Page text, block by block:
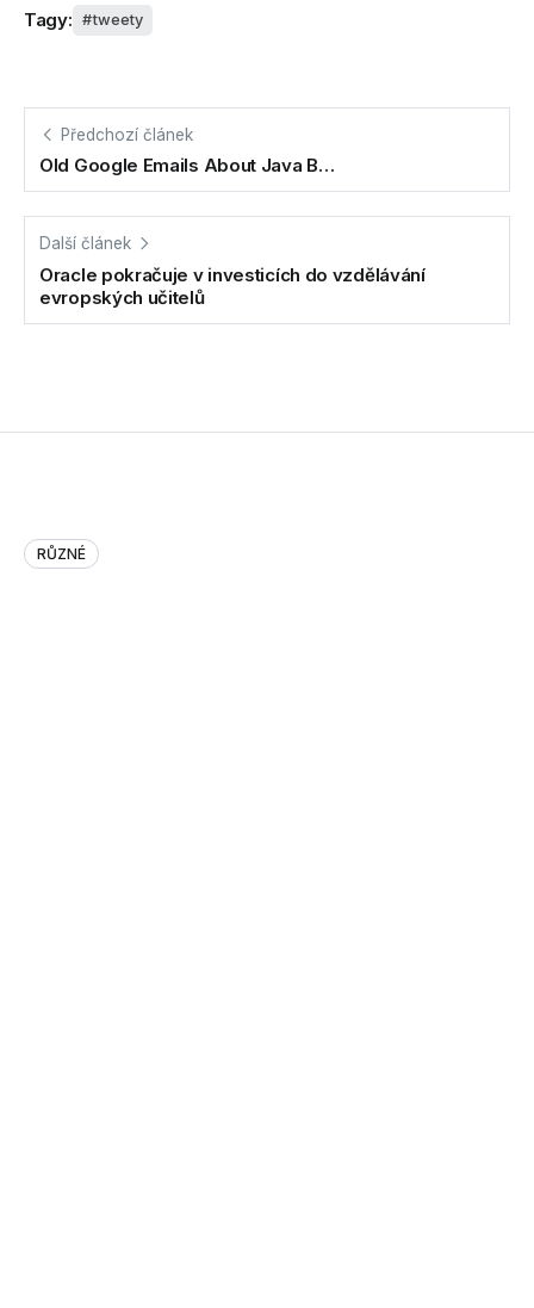
Tagy: tweety
Předchozí článek
Old Google Emails About Java B…
Další článek
Oracle pokračuje v investicích do vzdělávání
evropských učitelů
RŮZNÉ